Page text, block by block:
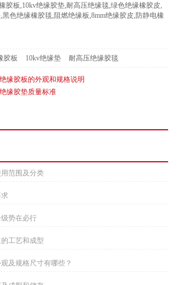
胶板,10kv绝缘胶垫,耐高压绝缘毯,绿色绝缘橡胶皮,
黑色绝缘橡胶毯,阻燃绝缘板,8mm绝缘胶皮,防静电橡
胶板 10kv绝缘垫 耐高压绝缘胶毯
缘胶板的外观和规格说明​
缘胶垫质量标准
范围及分类
势在必行​
工艺和成型​
及规格尺寸有哪些？